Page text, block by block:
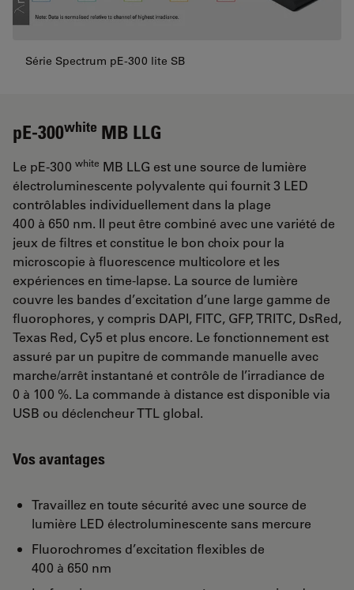
Série Spectrum pE-300 lite SB
pE-300white MB LLG
Le pE-300 white MB LLG est une source de lumière
électroluminescente polyvalente qui fournit 3 LED
contrôlables individuellement dans la plage
400 à 650 nm. Il peut être combiné avec une variété de
jeux de filtres et constitue le bon choix pour la
microscopie à fluorescence multicolore et les
expériences en time-lapse. La source de lumière
couvre les bandes d’excitation d’une large gamme de
fluorophores, y compris DAPI, FITC, GFP, TRITC, DsRed,
Texas Red, Cy5 et plus encore. Le fonctionnement est
assuré par un pupitre de commande manuelle avec
marche/arrêt instantané et contrôle de l’irradiance de
0 à 100 %. La commande à distance est disponible via
USB ou déclencheur TTL global.
Vos avantages
Travaillez en toute sécurité avec une source de
lumière LED électroluminescente sans mercure
Fluorochromes d’excitation flexibles de
400 à 650 nm